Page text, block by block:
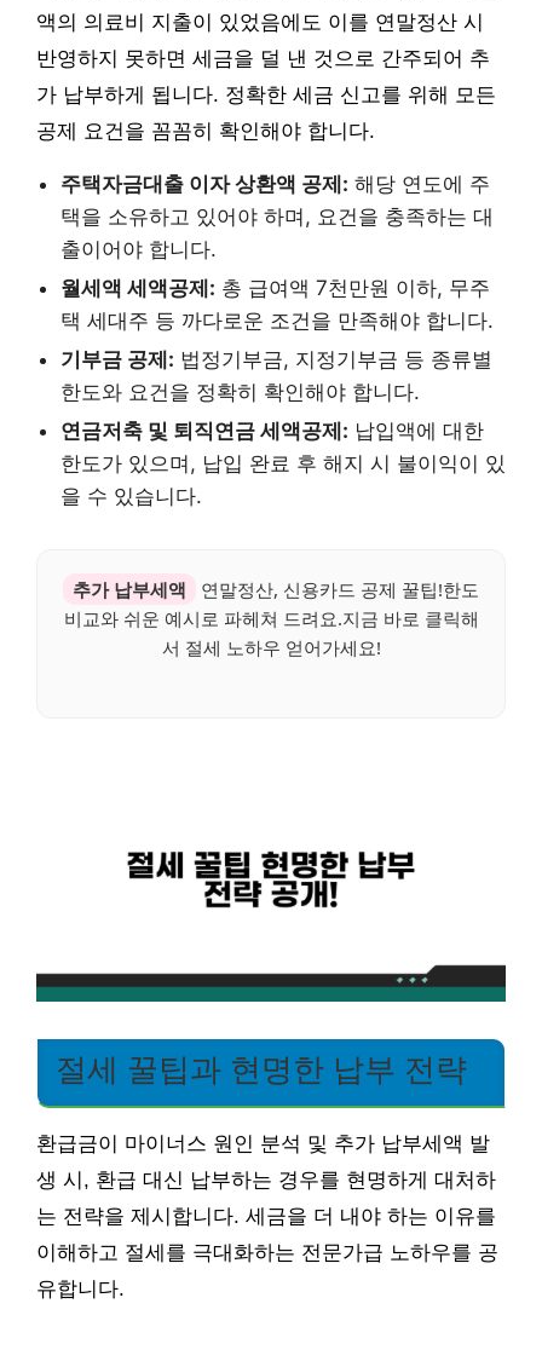
액의 의료비 지출이 있었음에도 이를 연말정산 시
반영하지 못하면 세금을 덜 낸 것으로 간주되어 추
가 납부하게 됩니다. 정확한 세금 신고를 위해 모든
공제 요건을 꼼꼼히 확인해야 합니다.
주택자금대출 이자 상환액 공제: 해당 연도에 주
택을 소유하고 있어야 하며, 요건을 충족하는 대
출이어야 합니다.
월세액 세액공제: 총 급여액 7천만원 이하, 무주
택 세대주 등 까다로운 조건을 만족해야 합니다.
기부금 공제: 법정기부금, 지정기부금 등 종류별
한도와 요건을 정확히 확인해야 합니다.
연금저축 및 퇴직연금 세액공제: 납입액에 대한
한도가 있으며, 납입 완료 후 해지 시 불이익이 있
을 수 있습니다.
추가 납부세액
연말정산, 신용카드 공제 꿀팁!한도
비교와 쉬운 예시로 파헤쳐 드려요.지금 바로 클릭해
서 절세 노하우 얻어가세요!
절세 꿀팁과 현명한 납부 전략
환급금이 마이너스 원인 분석 및 추가 납부세액 발
생 시, 환급 대신 납부하는 경우를 현명하게 대처하
는 전략을 제시합니다. 세금을 더 내야 하는 이유를
이해하고 절세를 극대화하는 전문가급 노하우를 공
유합니다.